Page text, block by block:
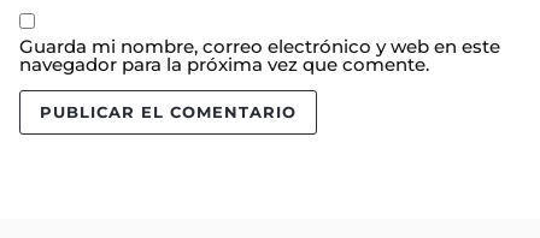
Guarda mi nombre, correo electrónico y web en este
navegador para la próxima vez que comente.